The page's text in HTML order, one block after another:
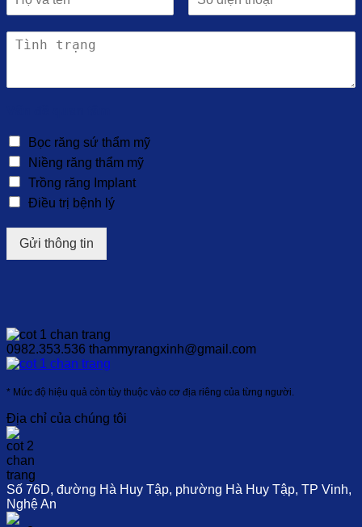
Bọc răng sứ thẩm mỹ
Niềng răng thẩm mỹ
Trồng răng Implant
Điều trị bệnh lý
Gửi thông tin
0982.353.536 thammyrangxinh@gmail.com
* Mức độ hiệu quả còn tùy thuộc vào cơ địa riêng của từng người.
Địa chỉ của chúng tôi
Số 76D, đường Hà Huy Tập, phường Hà Huy Tập, TP Vinh,
Nghệ An